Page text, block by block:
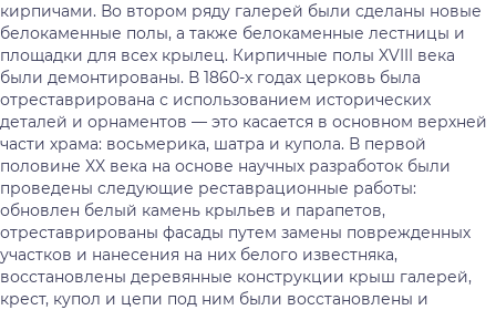
кирпичами. Во втором ряду галерей были сделаны новые
белокаменные полы, а также белокаменные лестницы и
площадки для всех крылец. Кирпичные полы XVIII века
были демонтированы. В 1860-х годах церковь была
отреставрирована с использованием исторических
деталей и орнаментов — это касается в основном верхней
части храма: восьмерика, шатра и купола. В первой
половине XX века на основе научных разработок были
проведены следующие реставрационные работы:
обновлен белый камень крыльев и парапетов,
отреставрированы фасады путем замены поврежденных
участков и нанесения на них белого известняка,
восстановлены деревянные конструкции крыш галерей,
крест, купол и цепи под ним были восстановлены и